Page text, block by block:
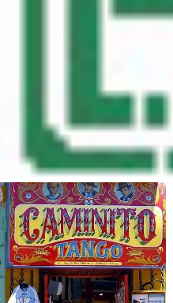
– nuo
iki spindinčių